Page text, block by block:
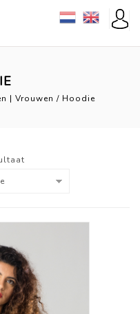
| Vrouwen / Hoodie